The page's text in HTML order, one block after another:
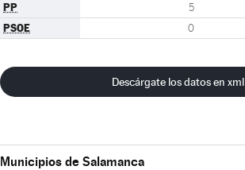
PP 5
PSOE 0
Descárgate los datos en xml
Municipios de Salamanca